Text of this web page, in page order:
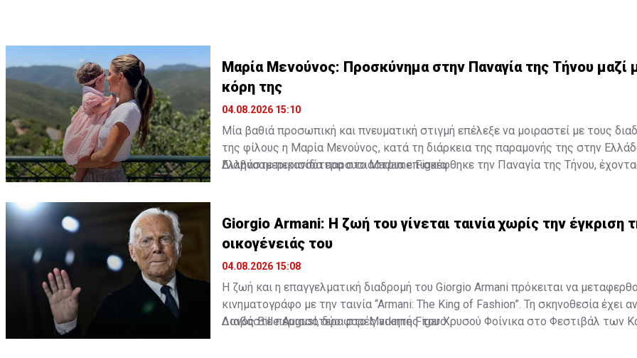
Μαρία Μενούνος: Προσκύνημα στην Παναγία της Τήνου μαζί
κόρη της
04.08.2026 15:10
Μία βαθιά προσωπική και πνευματική στιγμή επέλεξε να μοιραστεί με τους
της φίλους η Μαρία Μενούνος, κατά τη διάρκεια της παραμονής της στην
Ελληνοαμερικανίδα παρουσιάστρια επισκέφθηκε την Παναγία της Τήνου,
Διαβάστε περισσότερα στο Madame Figaro
Giorgio Armani: Η ζωή του γίνεται ταινία χωρίς την έγκριση
οικογένειάς του
04.08.2026 15:08
Η ζωή και η επαγγελματική διαδρομή του Giorgio Armani πρόκειται να
κινηματογράφο με την ταινία “Armani: The King of Fashion”. Τη σκηνοθεσία έχει
Δανός Bille August, δύο φορές νικητής του Χρυσού Φοίνικα στο Φεστιβάλ των
Διαβάστε περισσότερα στο Madame Figaro